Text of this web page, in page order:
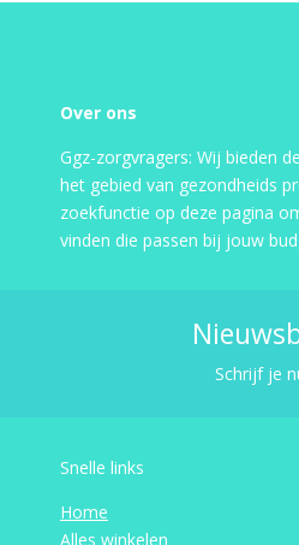
Over ons
Ggz-zorgvragers: Wij bieden
het gebied van gezondheids
zoekfunctie op deze pagina
vinden die passen bij jouw
Schrijf je
Snelle links
Home
Alles winkelen